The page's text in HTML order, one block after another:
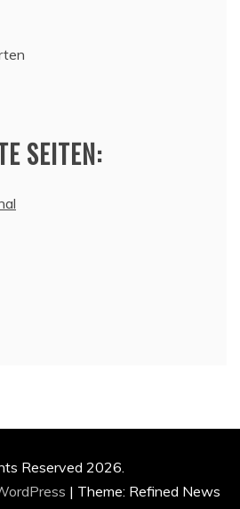
SEITEN:
Reserved 2026.
| Theme: Refined News